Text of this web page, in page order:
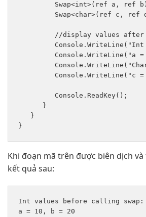
Swap<int>(ref a, ref
Swap<char>(ref c, ref
//display values after
Console.WriteLine("a
Console.WriteLine("c
         Console.ReadKey();
      }
   }
Khi đoạn mã trên được biên dịch
kết quả sau:
Int values before calling swap:
a = 10, b = 20